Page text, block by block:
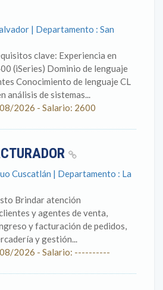
| Departamento : San
clave: Experiencia en
(iSeries) Dominio de lenguaje
Conocimiento de lenguaje CL
análisis de sistemas...
2026 - Salario: 2600
Cuscatlán | Departamento : La
Brindar atención
y agentes de venta,
y facturación de pedidos,
y gestión...
2026 - Salario: ----------